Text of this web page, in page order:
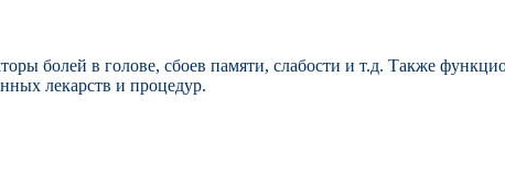
болей в голове, сбоев памяти, слабости и т.д. Также
лекарств и процедур.